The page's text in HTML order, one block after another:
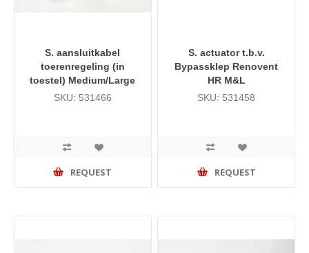
S. aansluitkabel
toerenregeling (in
toestel) Medium/Large
SKU: 531466
REQUEST
S. actuator t.b.v.
Bypassklep Renovent
HR M&L
SKU: 531458
REQUEST